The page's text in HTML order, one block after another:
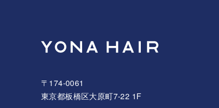
〒174-0061
東京都板橋区大原町7-22 1F